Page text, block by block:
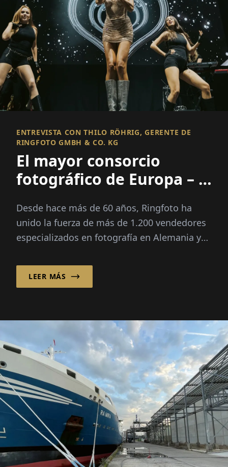
ENTREVISTA CON THILO RÖHRIG, GERENTE DE
RINGFOTO GMBH & CO. KG
El mayor consorcio
fotográfico de Europa – y
Desde hace más de 60 años, Ringfoto ha
unido la fuerza de más de 1.200 vendedores
especializados en fotografía en Alemania y
en su...
LEER MÁS